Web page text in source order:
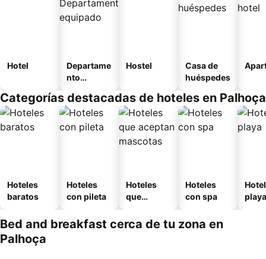
Hotel
Departame
nto
Hostel
Casa de
huéspedes
Categorías destacadas de hoteles en Palhoça
Hoteles
baratos
Hoteles
con pileta
Hoteles
que
mascotas
Hoteles
con spa
playa
Bed and breakfast cerca de tu zona en
Palhoça